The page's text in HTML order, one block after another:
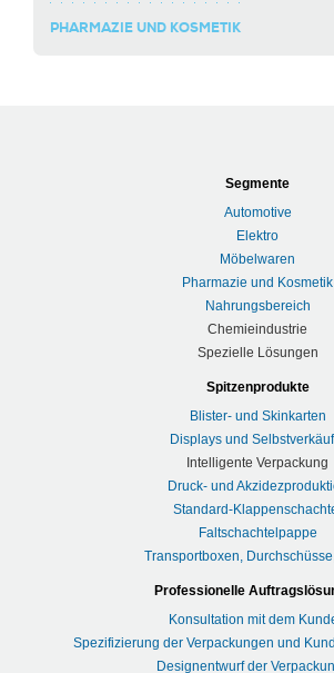
PHARMAZIE UND KOSMETIK
Segmente
Automotive
Elektro
Möbelwaren
Pharmazie und Kosmetik
Nahrungsbereich
Chemieindustrie
Spezielle Lösungen
Spitzenprodukte
Blister- und Skinkarten
Displays und
Intelligente Verpackung
Druck- und
Standard-
Faltschachtelpappe
Transportboxen,
Professionelle
Konsultation mit dem
Spezifizierung der Verpackungen und
Designentwurf der